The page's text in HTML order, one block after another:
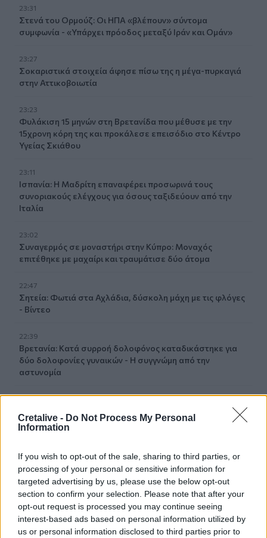
Cretalive - Do Not Process My Personal
Information
If you wish to opt-out of the sale, sharing to third parties, or
processing of your personal or sensitive information for
targeted advertising by us, please use the below opt-out
section to confirm your selection. Please note that after your
opt-out request is processed you may continue seeing
interest-based ads based on personal information utilized by
us or personal information disclosed to third parties prior to
23:31
Στενά του Ορμούζ: Οι ΗΠΑ «βλέπουν» σύντομα
συμφωνία - «Υπάρχει πρόοδος μεταξύ Ιράν και Ομάν»
23:27
Σοκαριστικά στοιχεία άφησε πίσω της η μέγα-πυρκαγιά
στην Αττικοβοιωτία
23:23
Φυλάκιση 15 μηνών στη Βρετανίδα που μέθυσε με την
15χρονη κόρη της και προκάλεσε επεισόδιο στο Κέντρο
Υγείας Σκιάθου
23:11
Ισπανία: Η Μαδρίτη επαναφέρει προσωρινά τους
συνοριακούς ελέγχους για όσους ταξιδεύουν από την
Ιταλία
23:02
Συναγερμός σε μοναστήρι στην Κύπρο: Μοναχός
επιτέθηκε με μαχαίρι και τραυμάτισε δύο άτομα
22:47
Σητεία: Φωτιά στα Αχλάδια, δύσκολη μάχη με τις φλόγες
- Βίντεο
22:39
Βρετανία: Κατά συρροή δολοφόνος καταδικάστηκε για
δύο δολοφονίες γυναικών - Η συγγνώμη από την
αστυνομία
22:32
Πανεπιστήμιο Κρήτης: 3,35 εκατ. ευρώ από το Υπουργείο
Παιδείας, για το στεγαστικό επίδομα των φοιτητών
Ηράκλειο: “Σκουπίδια κατάχαμα, μια ψησταριά στο
πουθενά κι ένα αμάξι παρατημένο στο πάρκο”
Καιρός: “Πορτοκαλί” συναγερμός στην Κρήτη - Ζέστη και
πολύ υψηλός κίνδυνος πυρκαγιάς!